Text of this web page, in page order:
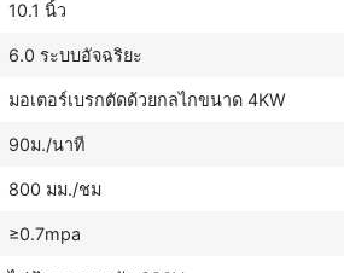
10.1 นิ้ว
6.0 ระบบอัจฉริยะ
มอเตอร์เบรกตัดด้วยกลไกขนาด 4KW
90ม./นาที
800 มม./ชม
≥0.7mpa